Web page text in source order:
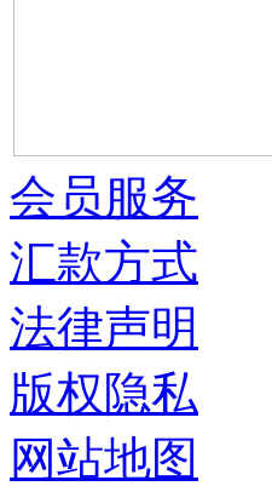
会员服务
汇款方式
法律声明
版权隐私
网站地图